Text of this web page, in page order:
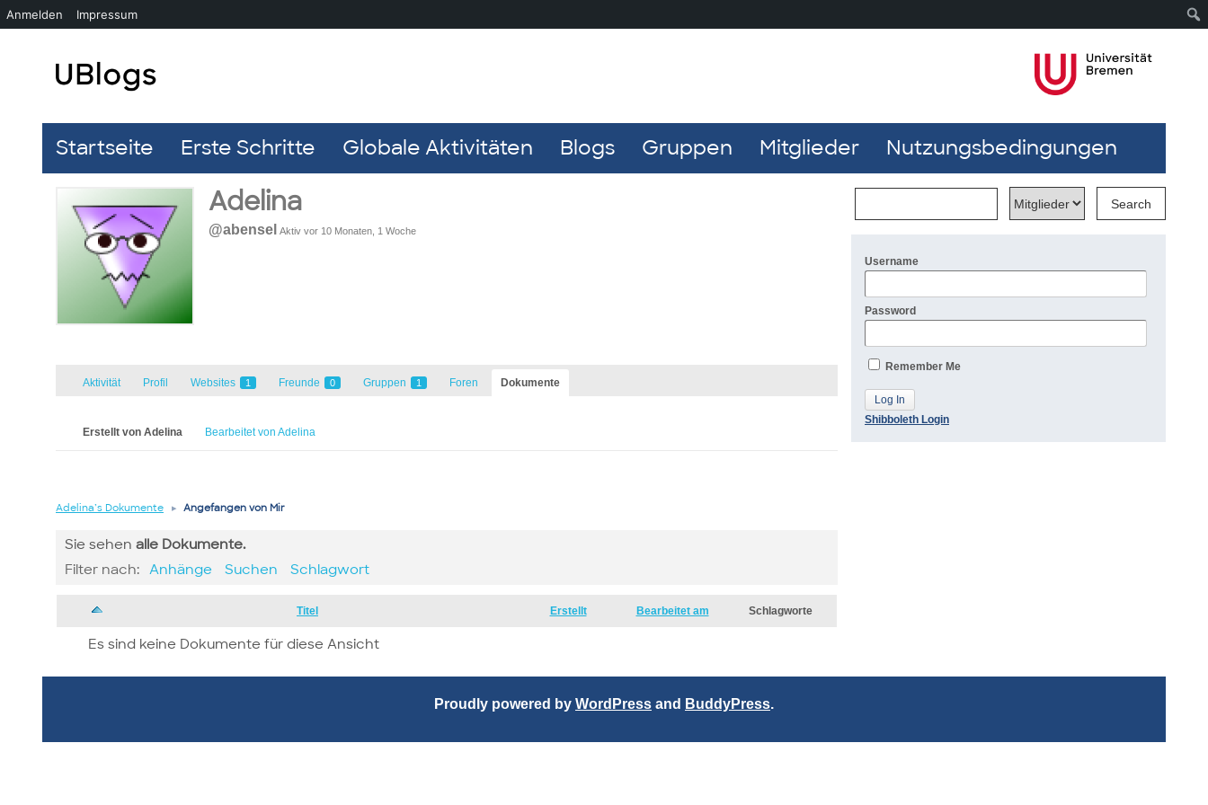
Startseite Erste Schritte Globale Aktivitäten Blogs Gruppen Mitglieder Nutzungsbedingungen
Adelina
@abensel Aktiv vor 10 Monaten, 1 Woche
Aktivität Profil Websites 1 Freunde 0 Gruppen 1 Foren Dokumente
Erstellt von Adelina Bearbeitet von Adelina
Adelina’s Dokumente ▸ Angefangen von Mir
Sie sehen alle Dokumente.
Filter nach: Anhänge Suchen Schlagwort
Titel Erstellt Bearbeitet am Schlagworte
Es sind keine Dokumente für diese Ansicht
Username
Password
Remember Me
Shibboleth Login
Proudly powered by WordPress and BuddyPress.
Anmelden Impressum